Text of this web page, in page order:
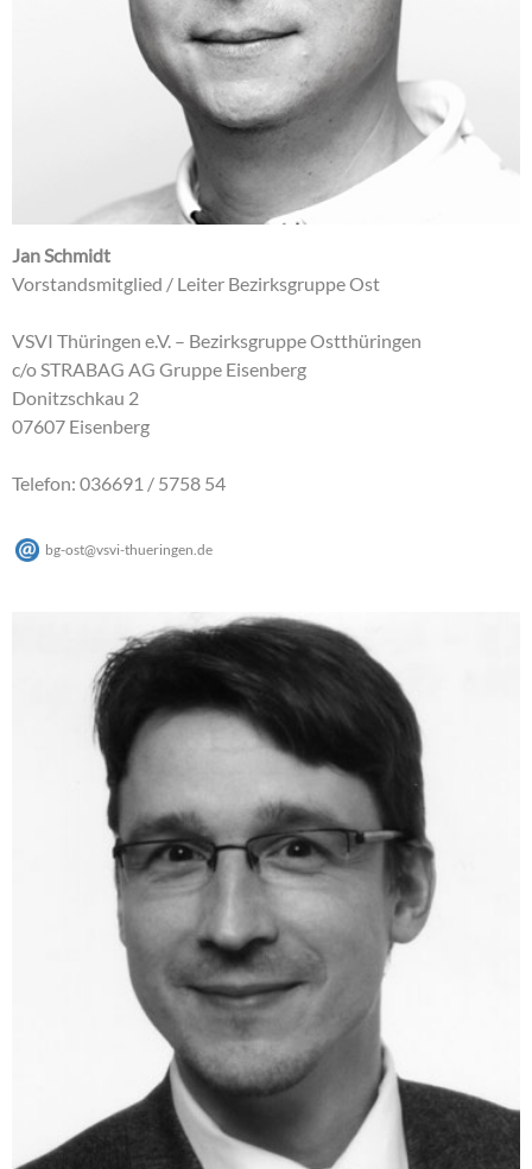
Jan Schmidt
Vorstandsmitglied / Leiter Bezirksgruppe Ost
VSVI Thüringen e.V. – Bezirksgruppe Ostthüringen
c/o STRABAG AG Gruppe Eisenberg
Donitzschkau 2
07607 Eisenberg
Telefon: 036691 / 5758 54
bg-ost@vsvi-thueringen de